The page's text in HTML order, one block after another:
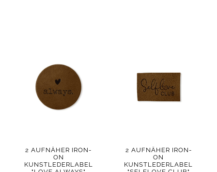
2 AUFNÄHER IRON-
ON
KUNSTLEDERLABEL
2 AUFNÄHER IRON-
ON
KUNSTLEDERLABEL